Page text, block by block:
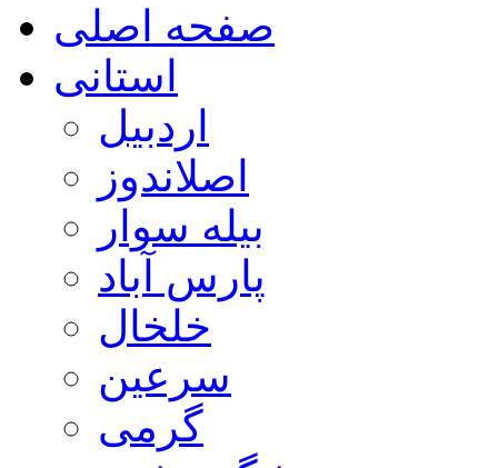
صفحه اصلی
استانی
اردبیل
اصلاندوز
بیله سوار
پارس آباد
خلخال
سرعین
گرمی